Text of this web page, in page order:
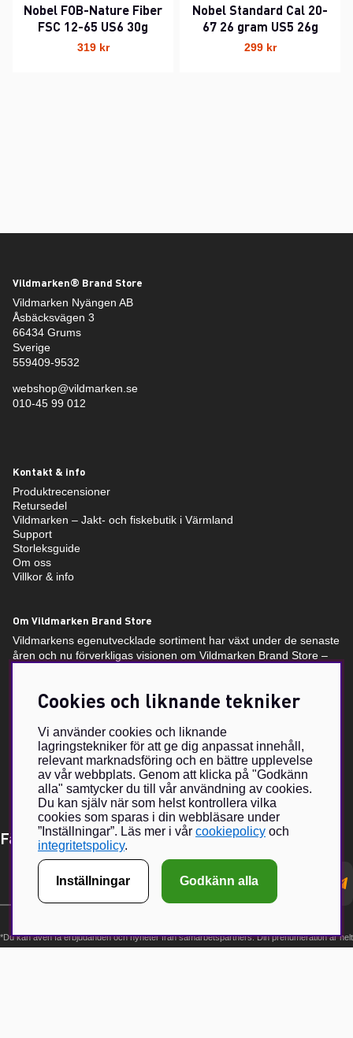
Nobel FOB-Nature Fiber
FSC 12-65 US6 30g
319 kr
Nobel Standard Cal 20-
67 26 gram US5 26g
299 kr
Vildmarken® Brand Store
Vildmarken Nyängen AB
Åsbäcksvägen 3
66434 Grums
Sverige
559409-9532
webshop@vildmarken.se
010-45 99 012
Kontakt & info
Produktrecensioner
Retursedel
Vildmarken – Jakt- och fiskebutik i Värmland
Support
Storleksguide
Om oss
Villkor & info
Om Vildmarken Brand Store
Vildmarkens egenutvecklade sortiment har växt under de senaste
åren och nu förverkligas visionen om Vildmarken Brand Store –
klädesplagg, kepsar och andra accessoarer.
hoppas vi kunna bjuda på en ännu större upplevelse tillsammans
med ett urval Brand Partners inom jakt och friluftsliv.
Få Magasin Vildmarken direkt till din e-post!*
postadress
*Du kan även få erbjudanden och nyheter från samarbetspartners. Din prenumeration är helt
Cookies och liknande tekniker
Vi använder cookies och liknande
lagringstekniker för att ge dig anpassat innehåll,
relevant marknadsföring och en bättre upplevelse
av vår webbplats. Genom att klicka på "Godkänn
alla" samtycker du till vår användning av cookies.
Du kan själv när som helst kontrollera vilka
cookies som sparas i din webbläsare under
”Inställningar”. Läs mer i vår cookiepolicy och
integritetspolicy.
Inställningar Godkänn alla